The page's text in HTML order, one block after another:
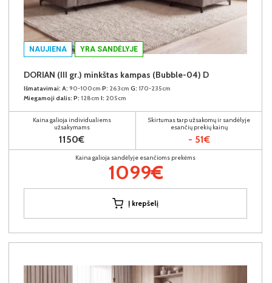
NAUJIENA YRA SANDĖLYJE
DORIAN (III gr.) minkštas kampas (Bubble-04) D
Išmatavimai: A: 90-100cm P: 263cm G: 170-235cm
Miegamoji dalis: P: 128cm I: 205cm
Kaina galioja individualiems
užsakymams
1150€
Skirtumas tarp užsakomų ir sandėlyje
esančių prekių kainų
- 51€
Kaina galioja sandėlyje esančioms prekėms
1099€
Į krepšelį